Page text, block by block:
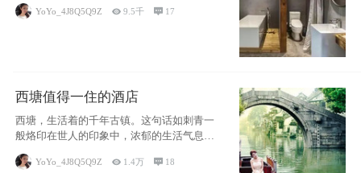
YoYo_4J8Q5Q9Z 9.5千  17
西塘值得一住的酒店
西塘，生活着的千年古镇。这句话如刺青一
般烙印在世人的印象中，浓郁的生活气息，
小桥流水
YoYo_4J8Q5Q9Z  1.4万  18